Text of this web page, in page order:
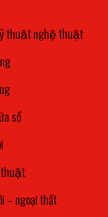
thuật nghệ thuật
sổ
thuật
– ngoại thất